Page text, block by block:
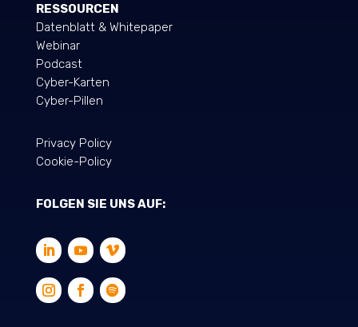
RESSOURCEN
Datenblatt & Whitepaper
Webinar
Podcast
Cyber-Karten
Cyber-Pillen
Privacy Policy
Cookie-Policy
FOLGEN SIE UNS AUF: